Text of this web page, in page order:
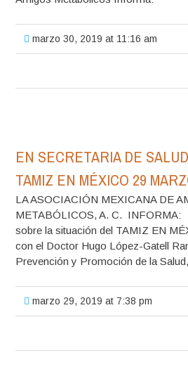
marzo 30, 2019 at 11:16 am
EN SECRETARIA DE
TAMIZ EN MÉXICO 29
LA ASOCIACIÓN MEXICANA DE
METABÓLICOS, A. C. INFORMA:
sobre la situación del TAMIZ EN
con el Doctor Hugo López-Gatell
Prevención y Promoción de la
marzo 29, 2019 at 7:38 pm